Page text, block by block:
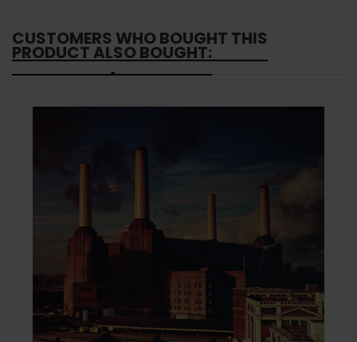
CUSTOMERS WHO BOUGHT THIS
PRODUCT ALSO BOUGHT: